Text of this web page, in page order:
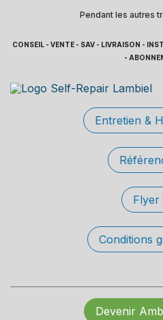
Pendant les autres
CONSEIL - VENTE - SAV - LIVRAISON -
-
Entretien &
Flyer
Conditions
Devenir